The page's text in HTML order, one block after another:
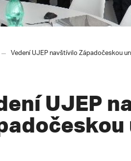
Vedení UJEP navštívilo Západočeskou
UJEP